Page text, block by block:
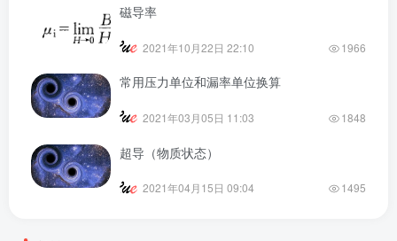
磁导率
2021年10月22日 22:10 1966
常用压力单位和漏率单位换算
2021年03月05日 11:03 1848
超导（物质状态）
2021年04月15日 09:04 1495